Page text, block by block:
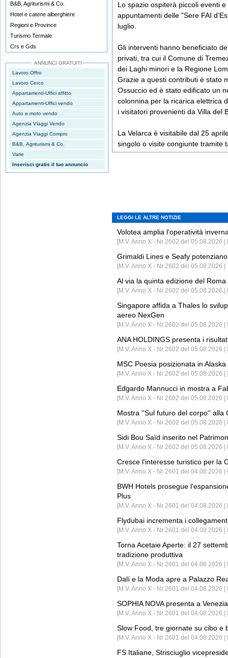
B&B, Agriturismi & Co.
Hotel e catene alberghiere
Regioni e Province
Turismo Termale
Crs e Gds
ANNUNCI GRATUITI
Lavoro Offro
Lavoro Cerco
Appartamenti-Uffici affitto
Appartamenti-Uffici vendo
Auto e moto vendo
Agenzia Viaggi Vendo
Agenzia Viaggi Compro
B&B, Agriturismi & Co.
Varie
Inserisci gratis il tuo annuncio
Lo spazio ospiterà piccoli eventi
appuntamenti delle "Sere FAI
luglio.
Gli interventi hanno beneficiato
privati, tra cui il Comune di
dei Laghi minori e la Regione
Grazie a questi contributi è stato
Ossuccio ed è stato edificato un
colonnina per la ricarica elettrica
i visitatori provenienti da Villa del
La Velarca è visitabile dal 25
singolo o visite congiunte tramite
LEGGI LE ALTRE NOTIZIE
Volotea amplia l'operatività
[M.V. Anno X - Nr 2602 del 05.08.2026 |
Grimaldi Lines e Seafy
[M.V. Anno X - Nr 2602 del 05.08.2026 |
Al via la quinta edizione del
[M.V. Anno X - Nr 2602 del 05.08.2026 |
Singapore affida a Thales lo
aereo NexGen
[M.V. Anno X - Nr 2602 del 05.08.2026
ANA HOLDINGS presenta i
[M.V. Anno X - Nr 2602 del 05.08.2026
MSC Poesia posizionata in
[M.V. Anno X - Nr 2602 del 05.08.2026 | ]
Edgardo Mannucci in mostra a
[M.V. Anno X - Nr 2602 del 05.08.2026 |
Mostra ''Sul futuro del corpo'' alla
[M.V. Anno X - Nr 2602 del 05.08.2026
Sidi Bou Saïd inserito nel
[M.V. Anno X - Nr 2602 del 05.08.2026
Cresce l'interesse turistico per la
[M.V. Anno X - Nr 2601 del 04.08.2026 |
BWH Hotels prosegue
Plus
[M.V. Anno X - Nr 2601 del 04.08.2026 |
Flydubai incrementa i
[M.V. Anno X - Nr 2601 del 04.08.2026 |
Torna Acetaie Aperte: il 27
tradizione produttiva
[M.V. Anno X - Nr 2601 del 04.08.2026 |
Dalí e la Moda apre a Palazzo
[M.V. Anno X - Nr 2601 del 04.08.2026 |
SOPHIA NOVA presenta a
[M.V. Anno X - Nr 2601 del 04.08.2026
Slow Food, tre giornate su cibo e
[M.V. Anno X - Nr 2601 del 04.08.2026 |
FS Italiane, Strisciuglio